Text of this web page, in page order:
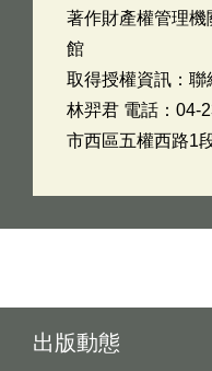
著作財產權管理
館
取得授權資訊：聯
林羿君 電話：04-
市西區五權西路1
出版動態